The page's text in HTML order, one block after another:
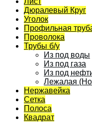
Дюралевый Круг
Уголок
Профильная
Проволока
Трубы б/у
Из под воды
Из под газа
Из под
Лежалая
Нержавейка
Сетка
Полоса
Квадрат